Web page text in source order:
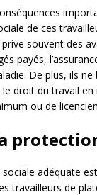
de ces
souvent des
payés,
De plus, ils ne
droit du travail en
ou de
adéquate est
travailleurs de